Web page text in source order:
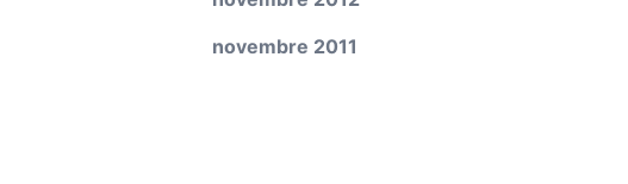
novembre 2011